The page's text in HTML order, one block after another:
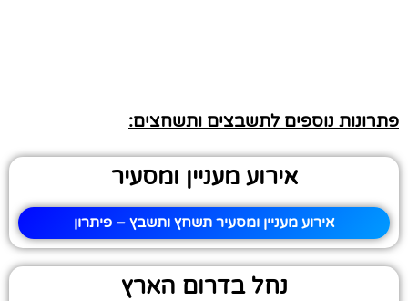
פתרונות נוספים לתשבצים ותשחצים:
אירוע מעניין ומסעיר
אירוע מעניין ומסעיר תשחץ ותשבץ – פיתרון
נחל בדרום הארץ